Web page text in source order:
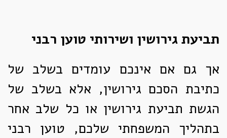
תביעת גירושין ושירותי טוען רבני
אך גם אם אינכם עומדים בשלב של
כתיבת הסכם גירושין, אלא בשלב של
הגשת תביעת גירושין או כל שלב אחר
בתהליך המשפחתי שלכם, טוען רבני